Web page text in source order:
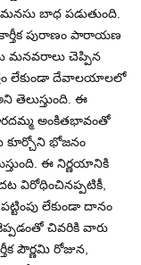
బాధ పడుతుంది.
పురాణం పారాయణ
చెప్పిన
లేకుండా దేవాలయాలలో
తెలుస్తుంది. ఈ
అంకితభావంతో
కూర్చోని భోజనం
ఈ నిర్ణయానికి
విరోధించినప్పటికీ,
పట్టింపు లేకుండా దానం
చివరికి వారు
పౌర్ణమి రోజున,